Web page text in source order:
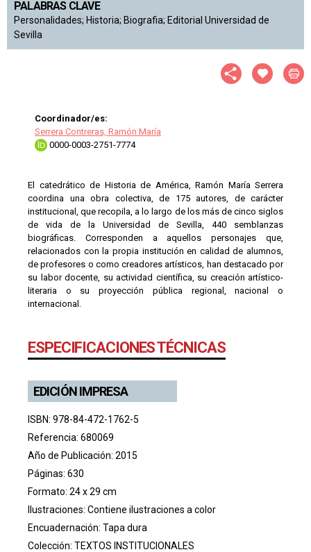
PALABRAS CLAVE
Personalidades; Historia; Biografia; Editorial Universidad de
Sevilla
Coordinador/es:
Serrera Contreras, Ramón María
0000-0003-2751-7774
El catedrático de Historia de América, Ramón María Serrera
coordina una obra colectiva, de 175 autores, de carácter
institucional, que recopila, a lo largo de los más de cinco siglos
de vida de la Universidad de Sevilla, 440 semblanzas
biográficas. Corresponden a aquellos personajes que,
relacionados con la propia institución en calidad de alumnos,
de profesores o como creadores artísticos, han destacado por
su labor docente, su actividad científica, su creación artístico-
literaria o su proyección pública regional, nacional o
internacional.
ESPECIFICACIONES TÉCNICAS
EDICIÓN IMPRESA
ISBN: 978-84-472-1762-5
Referencia: 680069
Año de Publicación: 2015
Páginas: 630
Formato: 24 x 29 cm
Ilustraciones: Contiene ilustraciones a color
Encuadernación: Tapa dura
Colección: TEXTOS INSTITUCIONALES